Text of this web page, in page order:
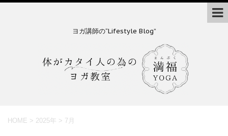
ヨガ講師の“Lifestyle Blog”
HOME > 2025年 > 7月